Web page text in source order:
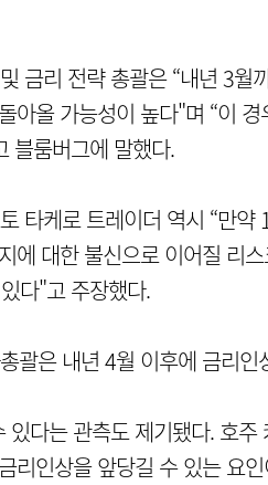
금리 전략 총괄은 “내년 3월
아올 가능성이 높다"며 “이
블룸버그에 말했다.
타케로 트레이더 역시 “만약
에 대한 불신으로 이어질 리
다"고 주장했다.
괄은 내년 4월 이후에 금리인
다는 관측도 제기됐다. 호주
리인상을 앞당길 수 있는 요